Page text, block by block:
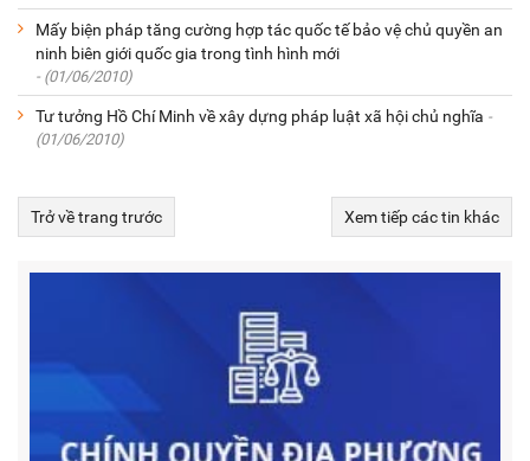
Mấy biện pháp tăng cường hợp tác quốc tế bảo vệ chủ quyền an
ninh biên giới quốc gia trong tình hình mới
- (01/06/2010)
Tư tưởng Hồ Chí Minh về xây dựng pháp luật xã hội chủ nghĩa -
(01/06/2010)
Trở về trang trước Xem tiếp các tin khác